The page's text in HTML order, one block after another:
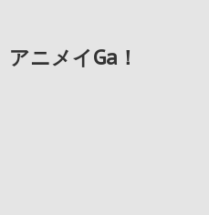
アニメイGa！